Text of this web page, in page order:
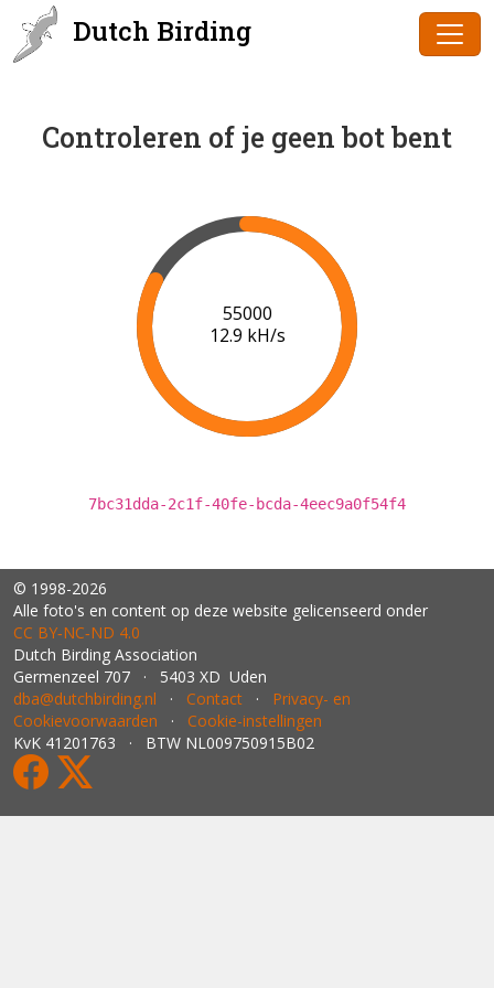
Dutch Birding
Controleren of je geen bot bent
56000
13.0 kH/s
7bc31dda-2c1f-40fe-bcda-4eec9a0f54f4
© 1998-2026
Alle foto's en content op deze website gelicenseerd onder
CC BY‑NC‑ND 4.0
Dutch Birding Association
Germenzeel 707 · 5403 XD Uden
dba@dutchbirding.nl · Contact · Privacy- en
Cookievoorwaarden · Cookie-instellingen
KvK 41201763 · BTW NL009750915B02